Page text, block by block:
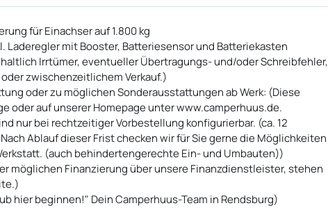
für Einachser auf 1.800 kg
Laderegler mit Booster, Batteriesensor und Batteriekasten
Irrtümer, eventueller Übertragungs- und/oder Schreibfehler,
zwischenzeitlichem Verkauf.)
oder zu möglichen Sonderausstattungen ab Werk: (Diese
oder auf unserer Homepage unter www.camperhuus.de.
nur bei rechtzeitiger Vorbestellung konfigurierbar. (ca. 12
Ablauf dieser Frist checken wir für Sie gerne die Möglichkeiten
(auch behindertengerechte Ein- und Umbauten))
möglichen Finanzierung über unsere Finanzdienstleister, stehen
hier beginnen!" Dein Camperhuus-Team in Rendsburg)